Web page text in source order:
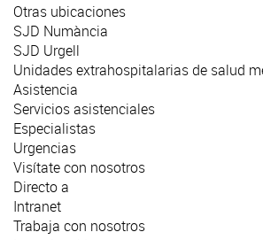
Otras ubicaciones
SJD Numància
SJD Urgell
Unidades extrahospitalarias de salud
Asistencia
Servicios asistenciales
Especialistas
Urgencias
Visítate con nosotros
Directo a
Intranet
Trabaja con nosotros